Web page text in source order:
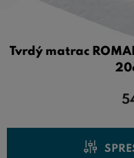
Tvrdý matrac